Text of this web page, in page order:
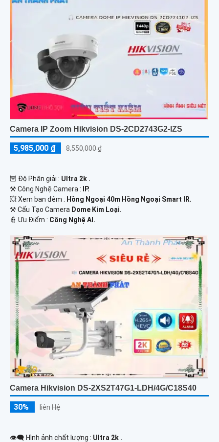
Camera IP Zoom Hikvision DS-2CD2743G2-IZS
5,985,000 ₫ 8,550,000 ₫
🦉 Độ Phân giải : Ultra 2k .
⚒ Công Nghệ Camera :
IP.
💥 Xem ban đêm : Hồng Ngoại 40m Hồng Ngoại Smart IR.
⚒ Cấu Tạo Camera Dome Kim Loại.
️👮 Ưu Điểm : Công Nghệ AI.
Camera Hikvision DS-2XS2T47G1-LDH/4G/C18S40
30% liên Hệ
👁️‍🗨 Hình ảnh chất lượng : Ultra 2k .